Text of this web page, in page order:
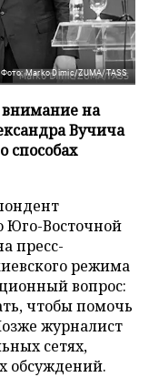
Фото: Marko Dimic/ZUMA/TASS
внимание на
Вучича
способах
Юго-Восточной
пресс-
режима
вопрос:
чтобы помочь
журналист
сетях,
обсуждений.